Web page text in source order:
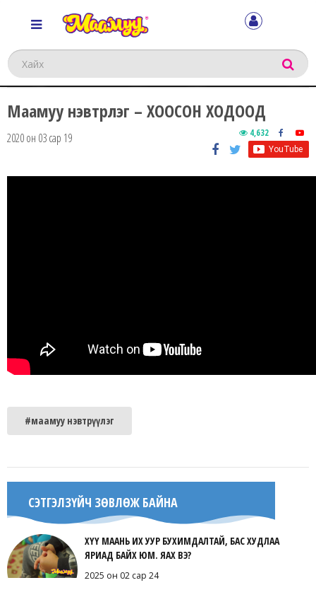
Хайх
Маамуу нэвтрүүлэг – ХООСОН ХОДООД
4,632
2020 он 03 сар 19
#маамуу нэвтрүүлэг
СЭТГЭЛЗҮЙЧ ЗӨВЛӨЖ БАЙНА
ХҮҮ МААНЬ ИХ УУР БУХИМДАЛТАЙ, БАС ХУДЛАА
ЯРИАД БАЙХ ЮМ. ЯАХ ВЭ?
2025 он 02 сар 24